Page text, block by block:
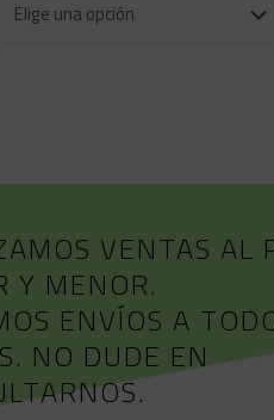
VENTAS AL
Y MENOR.
ENVÍOS A
NO DUDE EN